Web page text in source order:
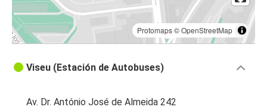
Protomaps©OpenStreetMap
Viseu (Estación de Autobuses)
Av. Dr. António José de Almeida 242